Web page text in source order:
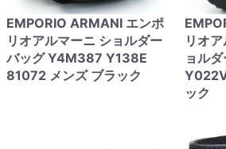
EMPORIO ARMANI エンポ
リオアルマーニ ショルダー
バッグ Y4M387 Y138E
81072 メンズ ブラック
リオ
ョル
ック